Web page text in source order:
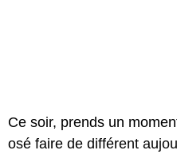
Ce soir, prends un
osé faire de différent